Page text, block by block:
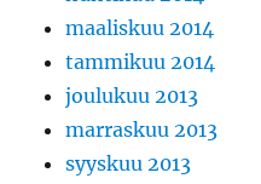
maaliskuu 2014
tammikuu 2014
joulukuu 2013
marraskuu 2013
syyskuu 2013